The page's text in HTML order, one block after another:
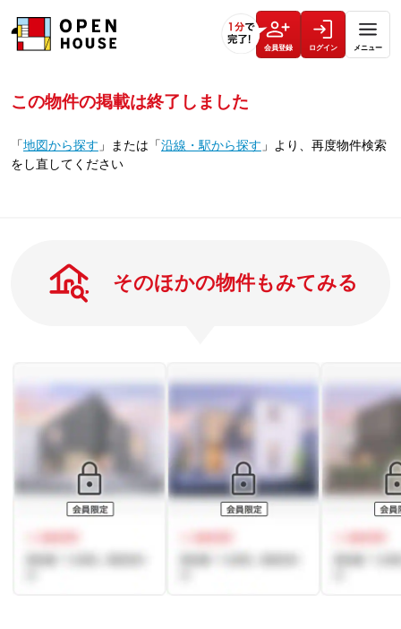
会員登録 ログイン メニュー
この物件の掲載は終了しました
「地図から探す 」 または 「沿線・駅から探す 」 より、再度物件検索
をし直してください
そのほかの物件もみてみる